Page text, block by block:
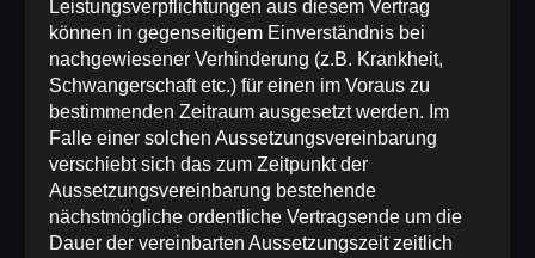
Leistungsverpflichtungen aus diesem Vertrag
können in gegenseitigem Einverständnis bei
nachgewiesener Verhinderung (z.B. Krankheit,
Schwangerschaft etc.) für einen im Voraus zu
bestimmenden Zeitraum ausgesetzt werden. Im
Falle einer solchen Aussetzungsvereinbarung
verschiebt sich das zum Zeitpunkt der
Aussetzungsvereinbarung bestehende
nächstmögliche ordentliche Vertragsende um die
Dauer der vereinbarten Aussetzungszeit zeitlich